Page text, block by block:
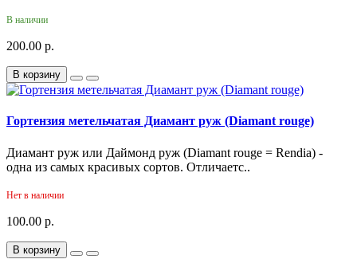
В наличии
200.00 р.
В корзину
Гортензия метельчатая Диамант руж (Diamant rouge)
Диамант руж или Даймонд руж (Diamant rouge = Rendia) -
одна из самых красивых сортов. Отличаетс..
Нет в наличии
100.00 р.
В корзину